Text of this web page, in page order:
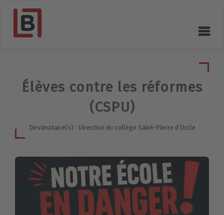
Élèves contre les réformes
(CSPU)
Destinataire(s) : Direction du collège Saint-Pierre d’Uccle